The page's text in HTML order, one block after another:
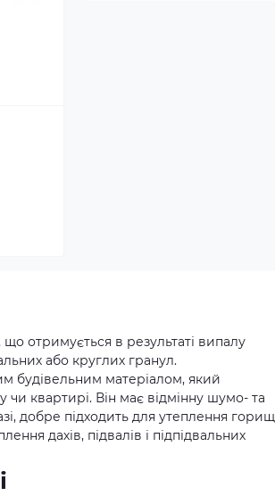
отримується в результаті випалу
або круглих гранул.
будівельним матеріалом, який
квартирі. Він має відмінну шумо- та
добре підходить для утеплення горищ
дахів, підвалів і підпідвальних